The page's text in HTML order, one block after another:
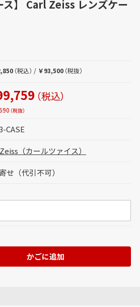
ス】 Carl Zeiss レンズケー
（税込） / ￥93,500 （税抜）
（税込）
（税抜）
CASE
（カールツァイス）
せ（代引不可）
かごに追加